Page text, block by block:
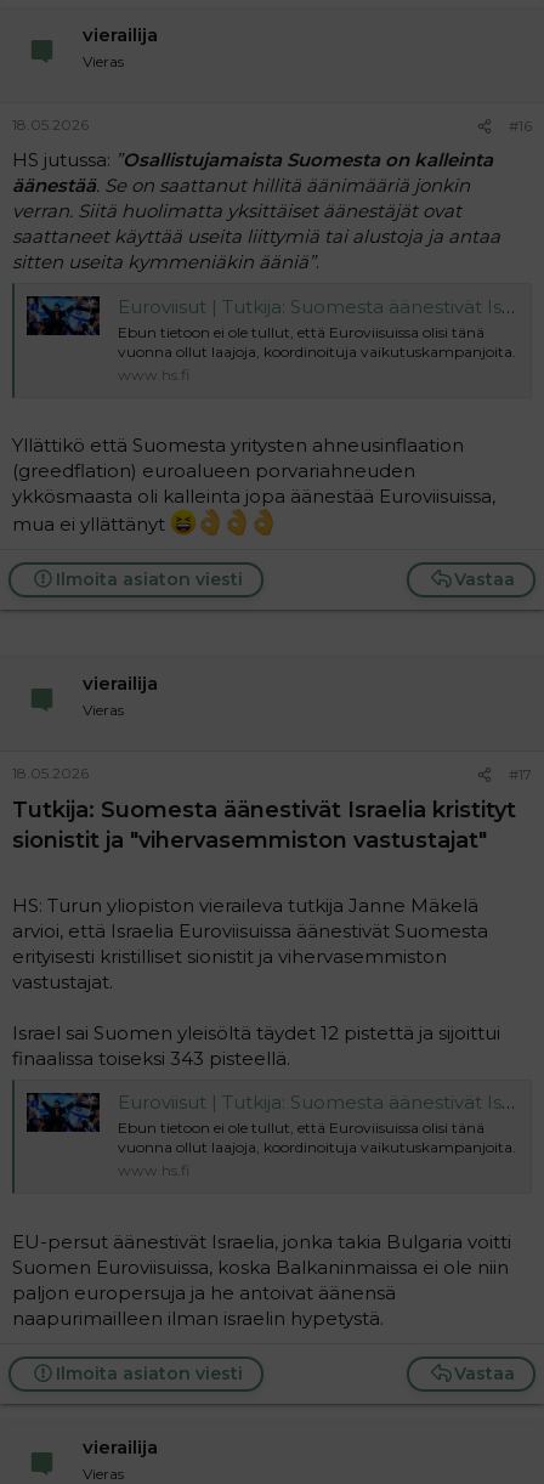
vierailija
Vieras
18.05.2026 #16
HS jutussa: ”Osallistujamaista Suomesta on kalleinta
äänestää . Se on saattanut hillitä äänimääriä jonkin
verran. Siitä huolimatta yksittäiset äänestäjät ovat
saattaneet käyttää useita liittymiä tai alustoja ja antaa
sitten useita kymmeniäkin ääniä”.
Euroviisut | Tutkija: Suomesta äänestivät Israelia kristityt sionistit ja ”vihervasemmiston vastustajat”
Ebun tietoon ei ole tullut, että Euroviisuissa olisi tänä
vuonna ollut laajoja, koordinoituja vaikutuskampanjoita.
www.hs.fi
Yllättikö että Suomesta yritysten ahneusinflaation
(greedflation) euroalueen porvariahneuden
ykkösmaasta oli kalleinta jopa äänestää Euroviisuissa,
mua ei yllättänyt
Vastaa
Ilmoita asiaton viesti
vierailija
Vieras
18.05.2026 #17
Tutkija: Suomesta äänestivät Israelia kristityt
sionistit ja "vihervasemmiston vastustajat"​
HS: Turun yliopiston vieraileva tutkija Janne Mäkelä
arvioi, että Israelia Euroviisuissa äänestivät Suomesta
erityisesti kristilliset sionistit ja vihervasemmiston
vastustajat.
Israel sai Suomen yleisöltä täydet 12 pistettä ja sijoittui
finaalissa toiseksi 343 pisteellä.
Euroviisut | Tutkija: Suomesta äänestivät Israelia kristityt sionistit ja ”vihervasemmiston vastustajat”
Ebun tietoon ei ole tullut, että Euroviisuissa olisi tänä
vuonna ollut laajoja, koordinoituja vaikutuskampanjoita.
www.hs.fi
EU-persut äänestivät Israelia, jonka takia Bulgaria voitti
Suomen Euroviisuissa, koska Balkaninmaissa ei ole niin
paljon europersuja ja he antoivat äänensä
naapurimailleen ilman israelin hypetystä.
Vastaa
Ilmoita asiaton viesti
vierailija
Vieras